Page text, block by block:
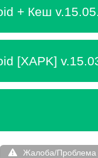
+ Кеш
[XAPK]
Жалоба/Проблема